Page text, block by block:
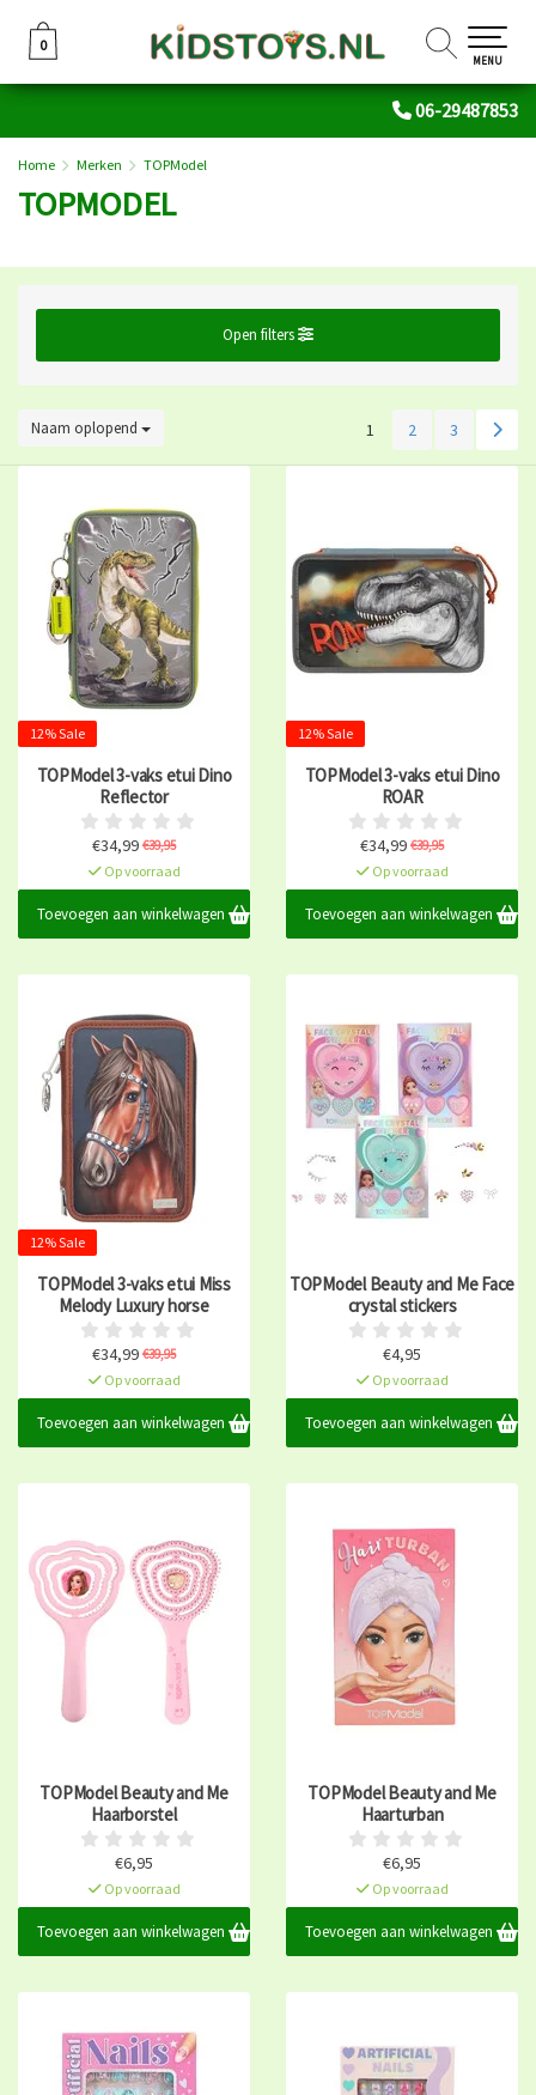
06-29487853
0
0
MENU
Home Merken TOPModel
TOPMODEL
Open filters
Naam oplopend 1 2 3
12% Sale
TOPModel 3-vaks etui Dino
Reflector
€34,99 €39,95
Op voorraad
Toevoegen aan winkelwagen
12% Sale
TOPModel 3-vaks etui Dino
ROAR
€34,99 €39,95
Op voorraad
Toevoegen aan winkelwagen
12% Sale
TOPModel 3-vaks etui Miss
Melody Luxury horse
€34,99 €39,95
Op voorraad
Toevoegen aan winkelwagen
TOPModel Beauty and Me Face
crystal stickers
€4,95
Op voorraad
Toevoegen aan winkelwagen
TOPModel Beauty and Me
Haarborstel
€6,95
Op voorraad
Toevoegen aan winkelwagen
TOPModel Beauty and Me
Haarturban
€6,95
Op voorraad
Toevoegen aan winkelwagen